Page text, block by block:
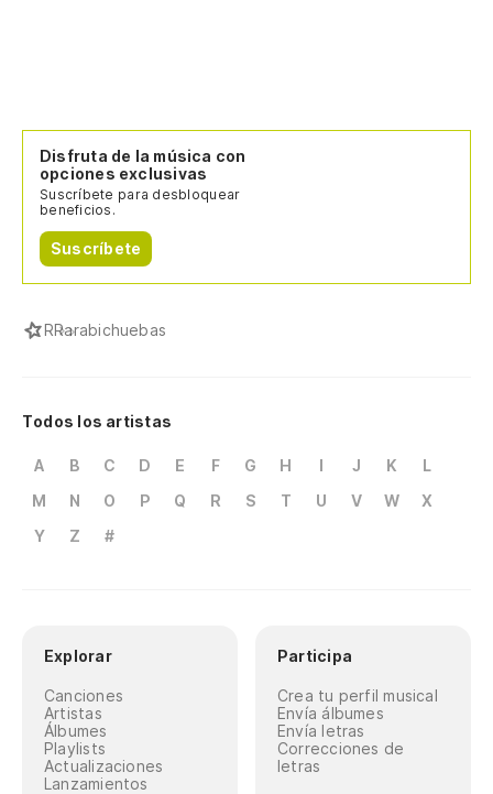
Disfruta de la música con
opciones exclusivas
Suscríbete para desbloquear
beneficios.
Suscríbete
RRarabichuebas
Todos los artistas
A B C D E F G H I J K
L
M
N O P Q R S T U V W
X
Y
Z #
Explorar
Canciones
Artistas
Álbumes
Playlists
Actualizaciones
Lanzamientos
Participa
Crea tu perfil musical
Envía álbumes
Envía letras
Correcciones de
letras